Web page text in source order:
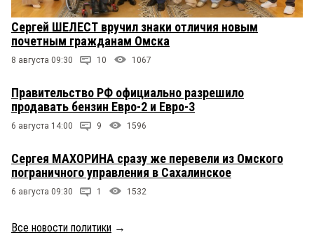
Сергей ШЕЛЕСТ вручил знаки отличия новым
почетным гражданам Омска
8 августа 09:30 10 1067
Правительство РФ официально разрешило
продавать бензин Евро-2 и Евро-3
6 августа 14:00 9 1596
Сергея МАХОРИНА сразу же перевели из Омского
пограничного управления в Сахалинское
6 августа 09:30 1 1532
Все новости политики →